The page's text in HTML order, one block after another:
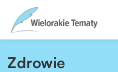
Zdrowie